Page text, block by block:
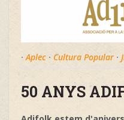
·Aplec · Cultura Popular ·
50 ANYS